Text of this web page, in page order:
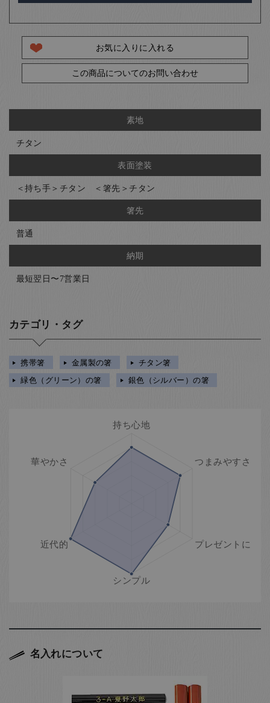
お気に入りに入れる
この商品についてのお問い合わせ
素地
チタン
表面塗装
＜持ち手＞チタン ＜箸先＞チタン
箸先
普通
納期
最短翌日〜7営業日
カテゴリ・タグ
携帯箸 金属製の箸
チタン箸
緑色（グリーン）の箸
銀色（シルバー）の箸
名入れについて